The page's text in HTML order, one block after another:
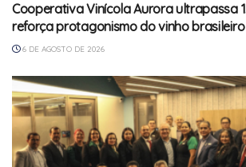
Cooperativa Vinícola Aurora ultrapassa
reforça protagonismo do vinho brasileiro
6 DE AGOSTO DE 2026